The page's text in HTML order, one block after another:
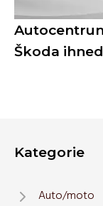
Škoda
Kategorie
Auto/moto